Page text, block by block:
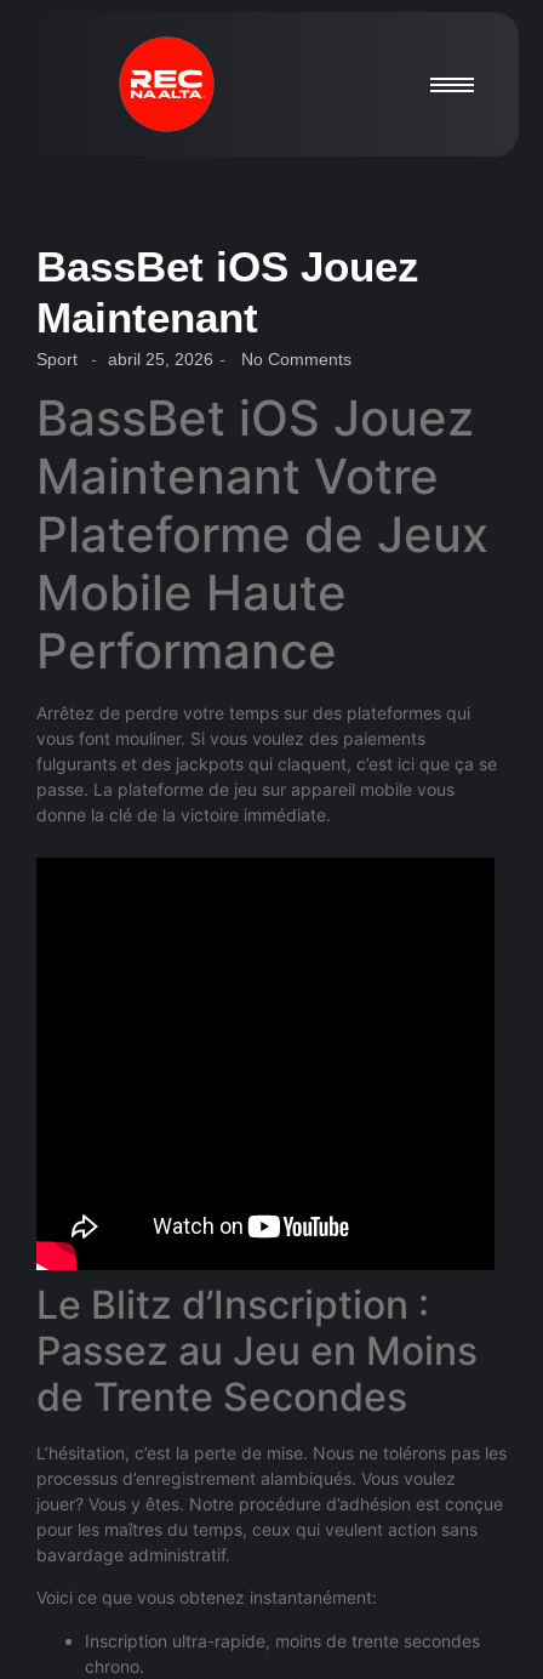
BassBet iOS Jouez
Maintenant
Sport - abril 25, 2026 - No Comments
BassBet iOS Jouez
Maintenant Votre
Plateforme de Jeux
Mobile Haute
Performance
Arrêtez de perdre votre temps sur des plateformes qui
vous font mouliner. Si vous voulez des paiements
fulgurants et des jackpots qui claquent, c’est ici que ça se
passe. La plateforme de jeu sur appareil mobile vous
donne la clé de la victoire immédiate.
Le Blitz d’Inscription :
Passez au Jeu en Moins
de Trente Secondes
L’hésitation, c’est la perte de mise. Nous ne tolérons pas les
processus d’enregistrement alambiqués. Vous voulez
jouer? Vous y êtes. Notre procédure d’adhésion est conçue
pour les maîtres du temps, ceux qui veulent action sans
bavardage administratif.
Voici ce que vous obtenez instantanément:
Inscription ultra-rapide, moins de trente secondes
chrono.